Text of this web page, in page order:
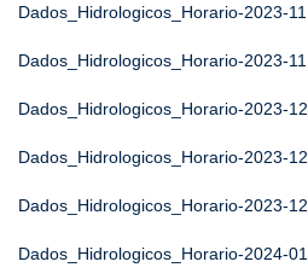
Dados_Hidrologicos_Horario-2023-11
Dados_Hidrologicos_Horario-2023-11
Dados_Hidrologicos_Horario-2023-12
Dados_Hidrologicos_Horario-2023-12
Dados_Hidrologicos_Horario-2023-12
Dados_Hidrologicos_Horario-2024-01